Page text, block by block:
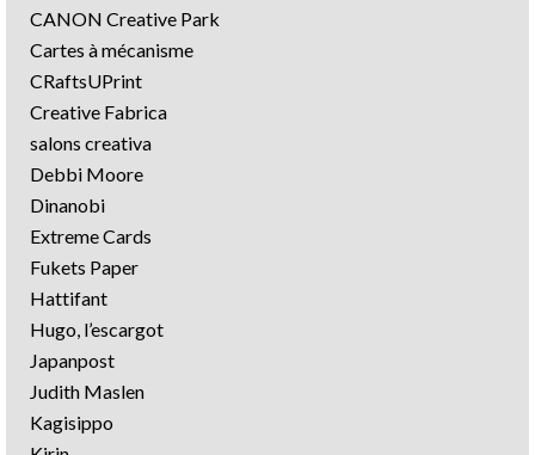
CANON Creative Park
Cartes à mécanisme
CRaftsUPrint
Creative Fabrica
salons creativa
Debbi Moore
Dinanobi
Extreme Cards
Fukets Paper
Hattifant
Hugo, l’escargot
Japanpost
Judith Maslen
Kagisippo